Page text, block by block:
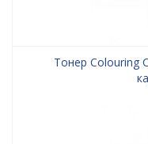
Тонер Colouring